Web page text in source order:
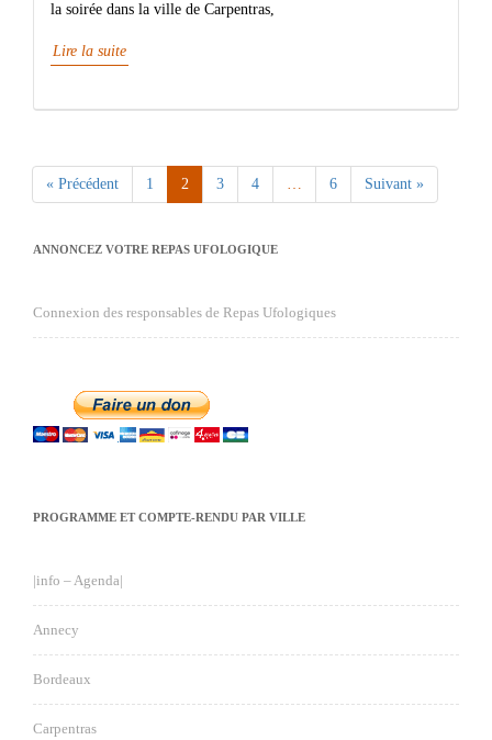
la soirée dans la ville de Carpentras,
Lire la suite
« Précédent 1 2 3 4 … 6 Suivant »
ANNONCEZ VOTRE REPAS UFOLOGIQUE
Connexion des responsables de Repas Ufologiques
PROGRAMME ET COMPTE-RENDU PAR VILLE
|info – Agenda|
Annecy
Bordeaux
Carpentras